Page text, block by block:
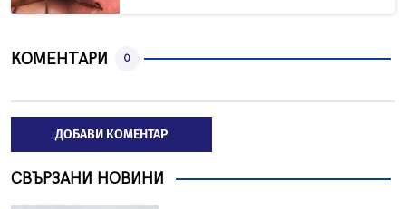
КОМЕНТАРИ 0
ДОБАВИ КОМЕНТАР
СВЪРЗАНИ НОВИНИ